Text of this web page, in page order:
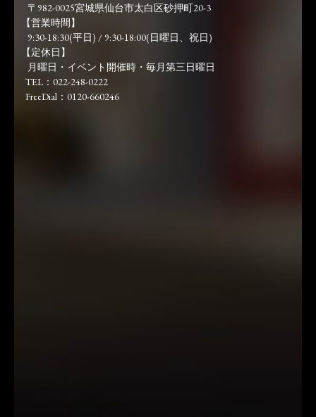
〒982-0025宮城県仙台市太白区砂押町20-3
【営業時間】
9:30-18:30(平日) / 9:30-18:00(日曜日、祝日)
【定休日】
月曜日・イベント開催時・毎月第三日曜日
TEL：022-248-0222
FreeDial：0120-660246